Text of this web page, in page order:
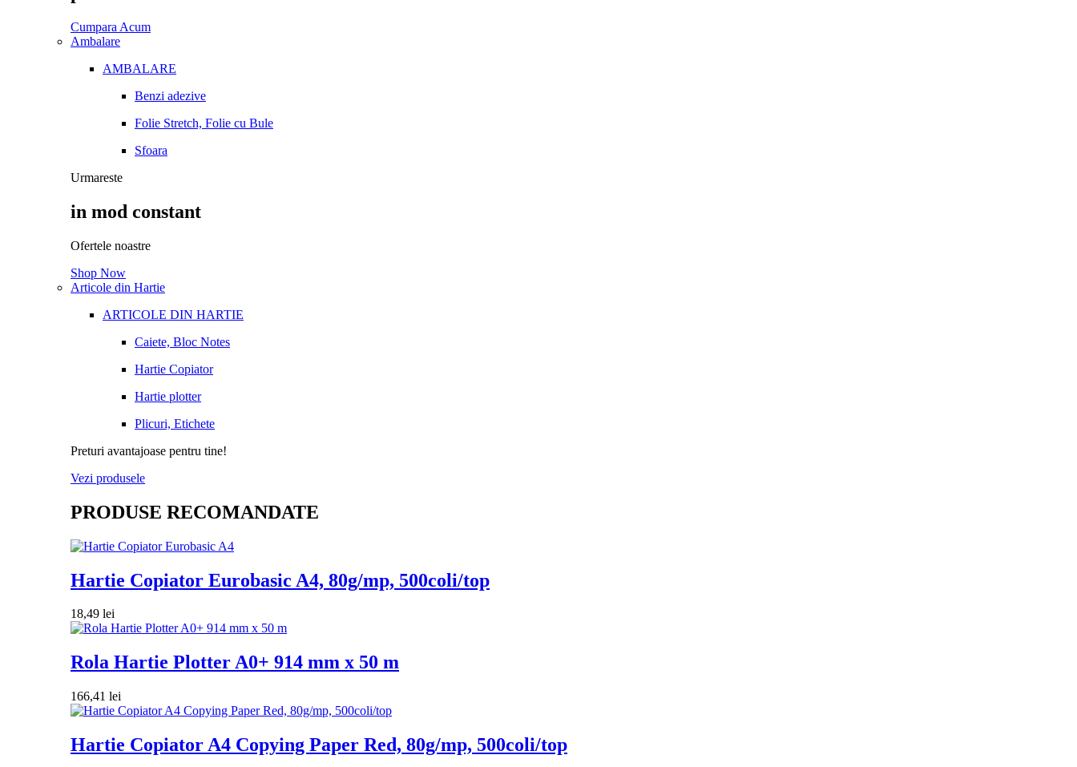
Cumpara Acum
Ambalare
AMBALARE
Benzi adezive
Folie Stretch, Folie cu Bule
Sfoara
Urmareste
in mod constant
Ofertele noastre
Shop Now
Articole din Hartie
ARTICOLE DIN HARTIE
Caiete, Bloc Notes
Hartie Copiator
Hartie plotter
Plicuri, Etichete
Preturi avantajoase pentru tine!
Vezi produsele
PRODUSE RECOMANDATE
Hartie Copiator Eurobasic A4, 80g/mp, 500coli/top
18,49 lei
Rola Hartie Plotter A0+ 914 mm x 50 m
166,41 lei
Hartie Copiator A4 Copying Paper Red, 80g/mp, 500coli/top